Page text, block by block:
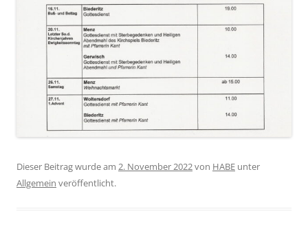
Dieser Beitrag wurde am 2. November 2022von HABE unter
Allgemein veröffentlicht.